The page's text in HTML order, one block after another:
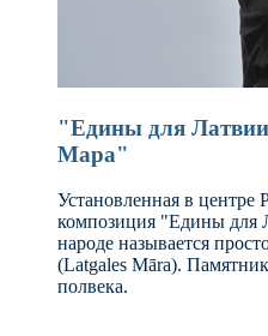
"Едины для
Мара"
Установленная в центре
композиция "Едины для
народе называется
(Latgales Māra).
полвека.